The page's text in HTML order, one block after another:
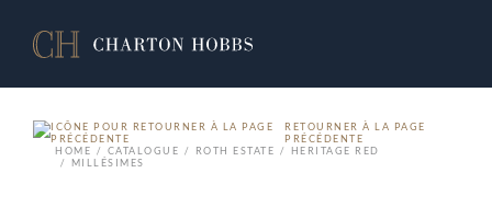
RETOURNER À LA PAGE
PRÉCÉDENTE
HOME
CATALOGUE ROTH ESTATE
HERITAGE RED
MILLÉSIMES